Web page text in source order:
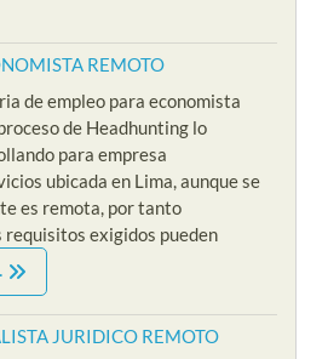
REMOTO
de empleo para economista
de Headhunting lo
para empresa
ubicada en Lima, aunque se
es remota, por tanto
requisitos exigidos pueden
JURIDICO REMOTO